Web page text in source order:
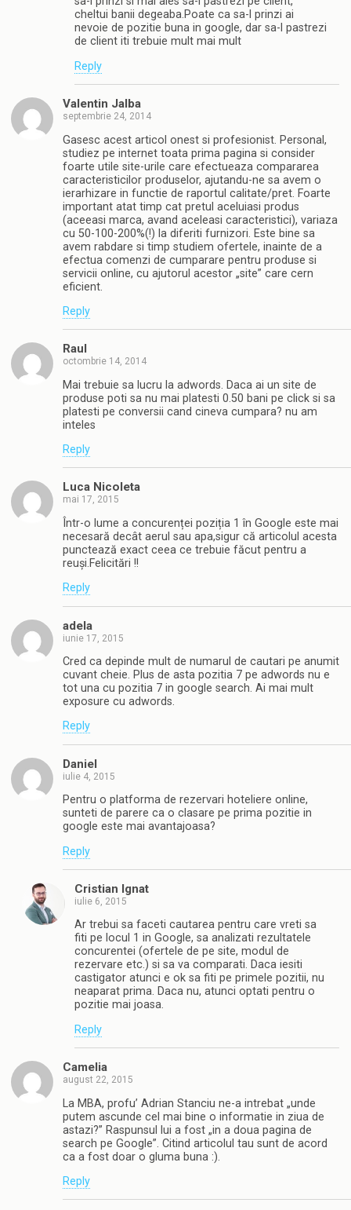
cheltui banii degeaba.Poate ca sa-l prinzi ai
nevoie de pozitie buna in google, dar sa-l pastrezi
de client iti trebuie mult mai mult
Reply
Valentin Jalba
septembrie 24, 2014
Gasesc acest articol onest si profesionist. Personal,
studiez pe internet toata prima pagina si consider
foarte utile site-urile care efectueaza compararea
caracteristicilor produselor, ajutandu-ne sa avem o
ierarhizare in functie de raportul calitate/pret. Foarte
important atat timp cat pretul aceluiasi produs
(aceeasi marca, avand aceleasi caracteristici), variaza
cu 50-100-200%(!) la diferiti furnizori. Este bine sa
avem rabdare si timp studiem ofertele, inainte de a
efectua comenzi de cumparare pentru produse si
servicii online, cu ajutorul acestor „site” care cern
eficient.
Reply
Raul
octombrie 14, 2014
Mai trebuie sa lucru la adwords. Daca ai un site de
produse poti sa nu mai platesti 0.50 bani pe click si sa
platesti pe conversii cand cineva cumpara? nu am
inteles
Reply
Luca Nicoleta
mai 17, 2015
Într-o lume a concurenței poziția 1 în Google este mai
necesară decât aerul sau apa,sigur că articolul acesta
punctează exact ceea ce trebuie făcut pentru a
reuși.Felicitări !!
Reply
adela
iunie 17, 2015
Cred ca depinde mult de numarul de cautari pe anumit
cuvant cheie. Plus de asta pozitia 7 pe adwords nu e
tot una cu pozitia 7 in google search. Ai mai mult
exposure cu adwords.
Reply
Daniel
iulie 4, 2015
Pentru o platforma de rezervari hoteliere online,
sunteti de parere ca o clasare pe prima pozitie in
google este mai avantajoasa?
Reply
Cristian Ignat
iulie 6, 2015
Ar trebui sa faceti cautarea pentru care vreti sa
fiti pe locul 1 in Google, sa analizati rezultatele
concurentei (ofertele de pe site, modul de
rezervare etc.) si sa va comparati. Daca iesiti
castigator atunci e ok sa fiti pe primele pozitii, nu
neaparat prima. Daca nu, atunci optati pentru o
pozitie mai joasa.
Reply
Camelia
august 22, 2015
La MBA, profu’ Adrian Stanciu ne-a intrebat „unde
putem ascunde cel mai bine o informatie in ziua de
astazi?” Raspunsul lui a fost „in a doua pagina de
search pe Google”. Citind articolul tau sunt de acord
ca a fost doar o gluma buna :).
Reply